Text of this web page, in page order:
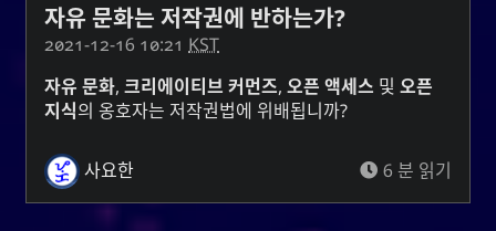
자유 문화는 저작권에 반하는가?
2021-12-16 10:21 KST
자유 문화, 크리에이티브 커먼즈, 오픈 액세스 및 오픈
지식의 옹호자는 저작권법에 위배됩니까?
사요한 6 분 읽기